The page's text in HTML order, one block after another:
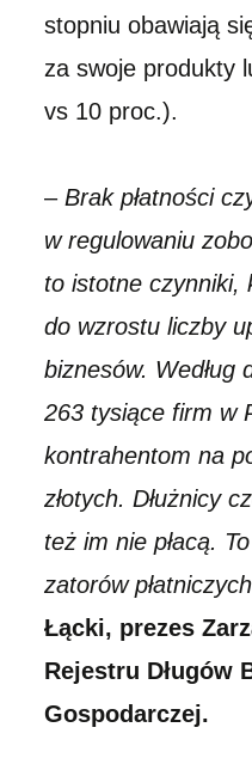
stopniu obawiają
za swoje produkty
vs 10 proc.).
–Brak płatności
w regulowaniu
to istotne czynniki,
do wzrostu liczby
biznesów. Według
263 tysiące firm w
kontrahentom na
złotych. Dłużnicy
też im nie płacą.
zatorów płatniczych
Łącki, prezes
Rejestru Długów
Gospodarczej.